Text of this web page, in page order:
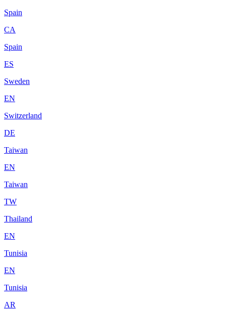
Spain
CA
Spain
ES
Sweden
EN
Switzerland
DE
Taiwan
EN
Taiwan
TW
Thailand
EN
Tunisia
EN
Tunisia
AR